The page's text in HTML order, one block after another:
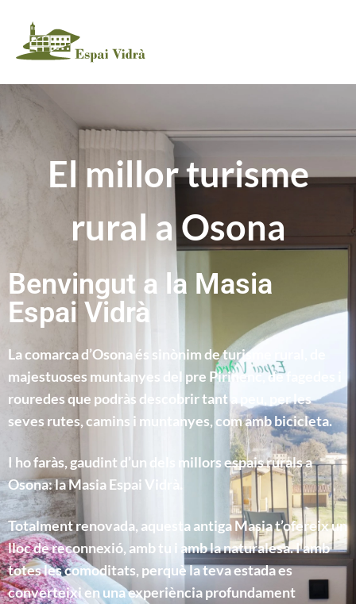
El millor turisme
rural a Osona
Benvingut a la Masia
Espai Vidrà
La comarca d’Osona és sinònim de turisme rural, de
majestuoses muntanyes del pre Pirinenc, de fagedes i
rouredes que podràs descobrir tant a peu, per les
seves rutes, camins i muntanyes, com amb bicicleta.
I ho faràs, gaudint d’un dels millors espais rurals a
Osona: la Masia Espai Vidrà.
Totalment renovada, aquesta antiga Masia t’ofereix un
lloc de reconnexió, amb tu i amb la naturalesa. I amb
totes les comoditats, perquè la teva estada es
converteixi en una experiència profundament